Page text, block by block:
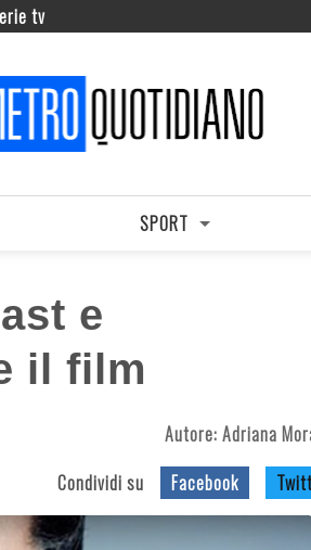
tv
SPORT
e
il film
Autore: Adriana
Condividi su
Facebook